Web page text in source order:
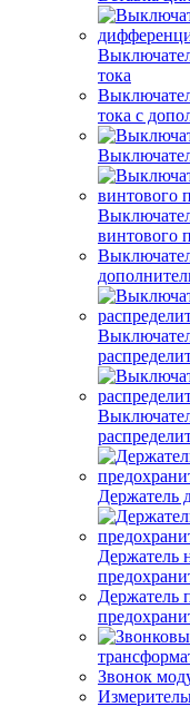
тока
тока с
винтового
Держатель
Держатель
Держатель
Звонок